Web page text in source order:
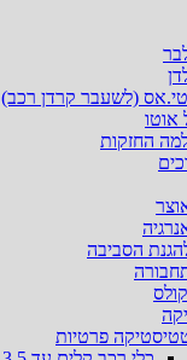
(לשעבר קרדן רכב)
אוטו
החזקות
הסביבה
פרטיות